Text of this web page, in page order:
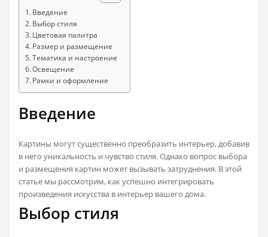
Введение
Выбор стиля
Цветовая палитра
Размер и размещение
Тематика и настроение
Освещение
Рамки и оформление
Введение
Картины могут существенно преобразить интерьер, добавив
в него уникальность и чувство стиля. Однако вопрос выбора
и размещения картин может вызывать затруднения. В этой
статье мы рассмотрим, как успешно интегрировать
произведения искусства в интерьер вашего дома.
Выбор стиля